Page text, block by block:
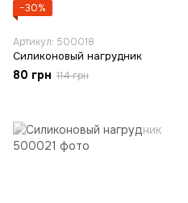
−30%
Артикул: 500018
Силиконовый нагрудник
80 грн 114 грн